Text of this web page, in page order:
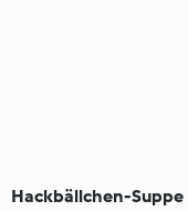
Hackbällchen-Suppe